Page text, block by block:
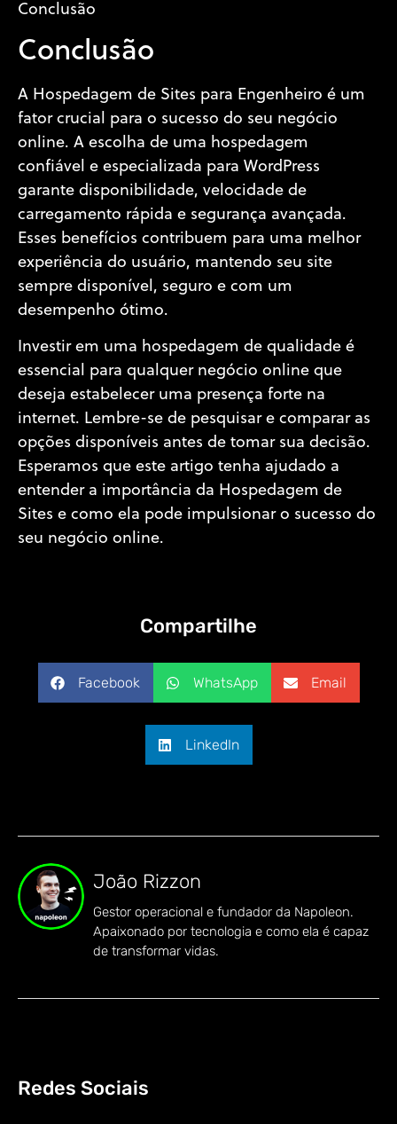
Conclusão
Conclusão
A Hospedagem de Sites para Engenheiro é um
fator crucial para o sucesso do seu negócio
online. A escolha de uma hospedagem
confiável e especializada para WordPress
garante disponibilidade, velocidade de
carregamento rápida e segurança avançada.
Esses benefícios contribuem para uma melhor
experiência do usuário, mantendo seu site
sempre disponível, seguro e com um
desempenho ótimo.
Investir em uma hospedagem de qualidade é
essencial para qualquer negócio online que
deseja estabelecer uma presença forte na
internet. Lembre-se de pesquisar e comparar as
opções disponíveis antes de tomar sua decisão.
Esperamos que este artigo tenha ajudado a
entender a importância da Hospedagem de
Sites e como ela pode impulsionar o sucesso do
seu negócio online.
Compartilhe
Facebook WhatsApp Email
LinkedIn
João Rizzon
Gestor operacional e fundador da Napoleon.
Apaixonado por tecnologia e como ela é capaz
de transformar vidas.
Redes Sociais